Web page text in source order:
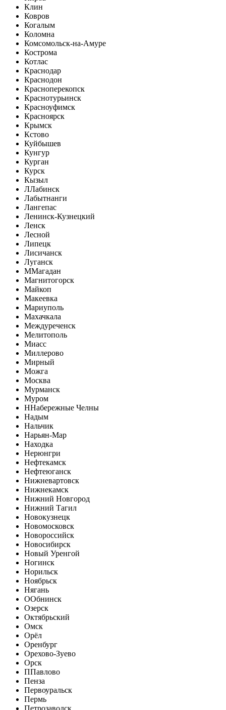
Клин
Ковров
Когалым
Коломна
Комсомольск-на-Амуре
Кострома
Котлас
Краснодар
Краснодон
Красноперекопск
Краснотурьинск
Красноуфимск
Красноярск
Крымск
Кстово
Куйбышев
Кунгур
Курган
Курск
Кызыл
ЛЛабинск
Лабытнанги
Лангепас
Ленинск-Кузнецкий
Ленск
Лесной
Липецк
Лисичанск
Луганск
ММагадан
Магнитогорск
Майкоп
Макеевка
Мариуполь
Махачкала
Междуреченск
Мелитополь
Миасс
Миллерово
Мирный
Можга
Москва
Мурманск
Муром
ННабережные Челны
Надым
Нальчик
Нарьян-Мар
Находка
Нерюнгри
Нефтекамск
Нефтеюганск
Нижневартовск
Нижнекамск
Нижний Новгород
Нижний Тагил
Новокузнецк
Новомосковск
Новороссийск
Новосибирск
Новый Уренгой
Ногинск
Норильск
Ноябрьск
Нягань
ООбнинск
Озерск
Октябрьский
Омск
Орёл
Оренбург
Орехово-Зуево
Орск
ППавлово
Пенза
Первоуральск
Пермь
Петрозаводск